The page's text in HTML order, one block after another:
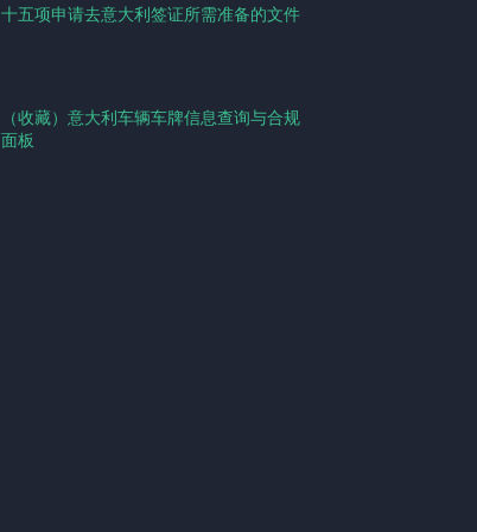
十五项申请去意大利签证所需准备的文件
（收藏）意大利车辆车牌信息查询与合规
面板